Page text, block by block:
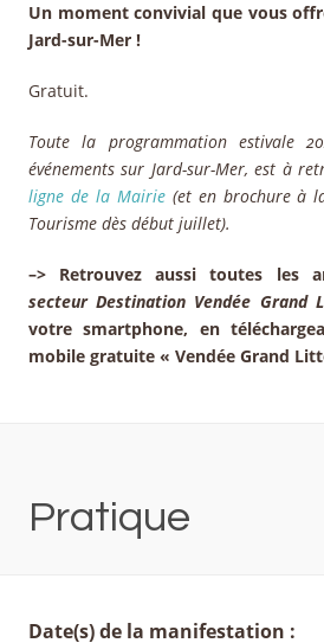
Un moment convivial que vous
Jard-sur-Mer !
Gratuit.
Toute la programmation estivale
événements sur Jard-sur-Mer, est à
ligne de la Mairie(et en brochure à
Tourisme dès début juillet).
–> Retrouvez aussi toutes les
secteur Destination Vendée Grand
votre smartphone, en
mobile gratuite « Vendée Grand
Pratique
Date(s) de la manifestation :